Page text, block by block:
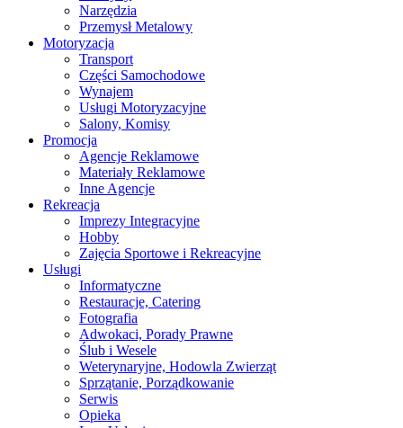
Narzędzia
Przemysł Metalowy
Motoryzacja
Transport
Części Samochodowe
Wynajem
Usługi Motoryzacyjne
Salony, Komisy
Promocja
Agencje Reklamowe
Materiały Reklamowe
Inne Agencje
Rekreacja
Imprezy Integracyjne
Hobby
Zajęcia Sportowe i Rekreacyjne
Usługi
Informatyczne
Restauracje, Catering
Fotografia
Adwokaci, Porady Prawne
Ślub i Wesele
Weterynaryjne, Hodowla Zwierząt
Sprzątanie, Porządkowanie
Serwis
Opieka